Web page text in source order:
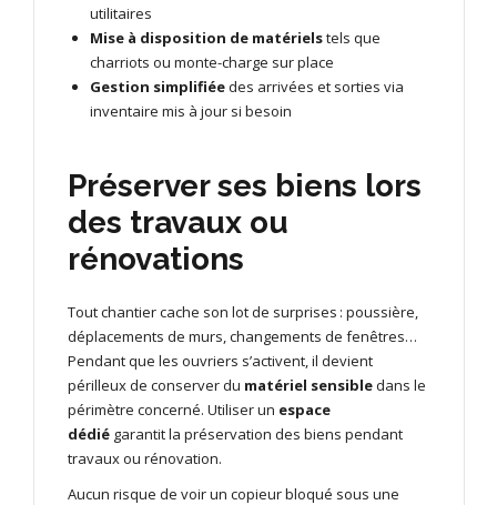
utilitaires
Mise à disposition de matérielstels que
charriots ou monte-charge sur place
Gestion simplifiéedes arrivées et sorties via
inventaire mis à jour si besoin
Préserver ses biens lors
des travaux ou
rénovations
Tout chantier cache son lot de surprises : poussière,
déplacements de murs, changements de fenêtres…
Pendant que les ouvriers s’activent, il devient
périlleux de conserver du matériel sensibledans le
périmètre concerné. Utiliser un espace
dédié garantit la préservation des biens pendant
travaux ou rénovation.
Aucun risque de voir un copieur bloqué sous une